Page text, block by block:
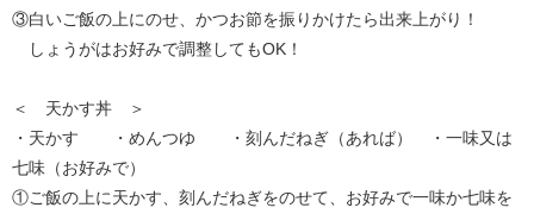
③白いご飯の上にのせ、かつお節を振りかけたら出来上がり！
しょうがはお好みで調整してもOK！
＜ 天かす丼 ＞
・天かす ・めんつゆ ・刻んだねぎ（あれば） ・一味又は
七味（お好みで）
①ご飯の上に天かす、刻んだねぎをのせて、お好みで一味か七味を